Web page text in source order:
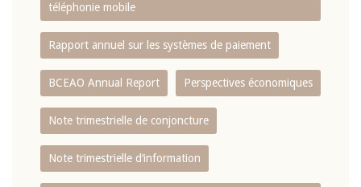
téléphonie mobile
Rapport annuel sur les systèmes de paiement
BCEAO Annual Report Perspectives économiques
Note trimestrielle de conjoncture
Note trimestrielle d‘information